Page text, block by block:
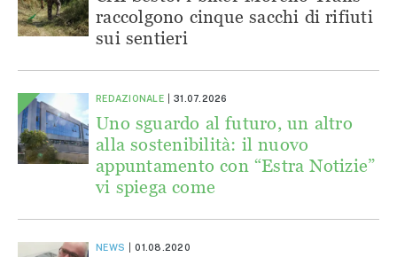
raccolgono cinque sacchi di rifiuti
sui sentieri
REDAZIONALE 31.07.2026
Uno sguardo al futuro, un altro
alla sostenibilità: il nuovo
appuntamento con “Estra Notizie”
vi spiega come
NEWS 01.08.2020